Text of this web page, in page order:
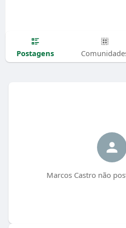
Postagens
Marcos Castro não